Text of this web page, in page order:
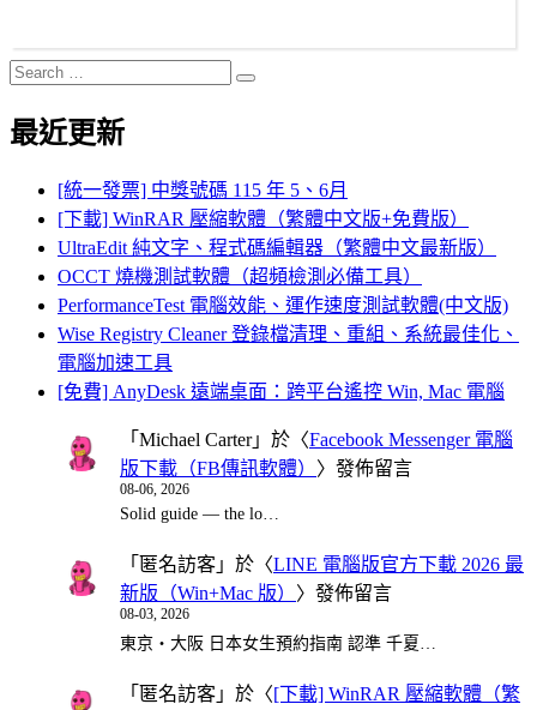
Search
for:
Search
最近更新
[統一發票] 中獎號碼 115 年 5、6月
[下載] WinRAR 壓縮軟體（繁體中文版+免費版）
UltraEdit 純文字、程式碼編輯器（繁體中文最新版）
OCCT 燒機測試軟體（超頻檢測必備工具）
PerformanceTest 電腦效能、運作速度測試軟體(中文版)
Wise Registry Cleaner 登錄檔清理、重組、系統最佳化、
電腦加速工具
[免費] AnyDesk 遠端桌面：跨平台遙控 Win, Mac 電腦
「 Michael Carter」於〈Facebook Messenger 電腦
版下載（FB傳訊軟體） 〉發佈留言
08-06, 2026
Solid guide — the lo…
「 匿名訪客 」於〈LINE 電腦版官方下載 2026 最
新版（Win+Mac 版） 〉發佈留言
08-03, 2026
東京・大阪 日本女生預約指南 認準 千夏…
「 匿名訪客 」於〈[下載] WinRAR 壓縮軟體（繁